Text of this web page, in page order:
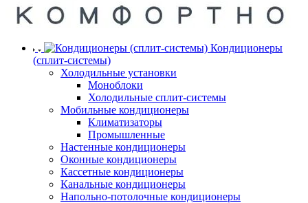
Кондиционеры
(сплит-системы)
Холодильные установки
Моноблоки
Холодильные сплит-системы
Мобильные кондиционеры
Климатизаторы
Промышленные
Настенные кондиционеры
Оконные кондиционеры
Кассетные кондиционеры
Канальные кондиционеры
Напольно-потолочные кондиционеры